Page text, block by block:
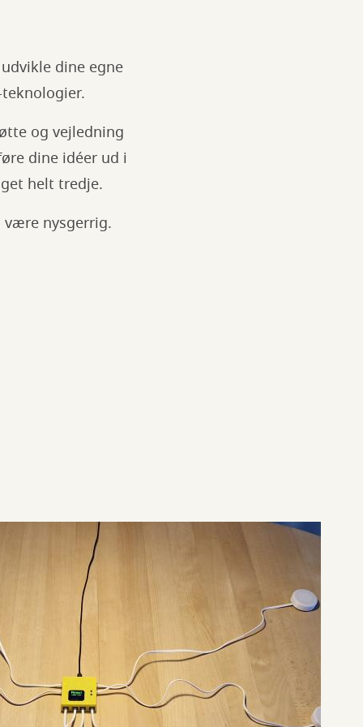
dine egne
og vejledning
dine idéer ud i
helt tredje.
være nysgerrig.